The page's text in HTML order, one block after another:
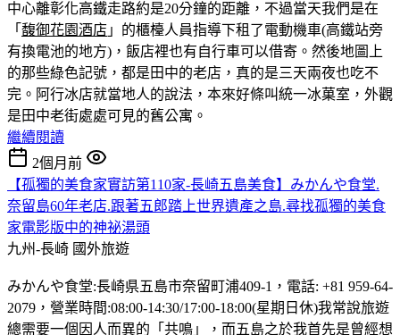
中心離彰化高鐵走路約是20分鐘的距離，不過當天我們是在
「 馥御花園酒店 」的櫃檯人員指導下租了電動機車(高鐵站旁
有換電池的地方)，飯店裡也有自行車可以借寄。然後地圖上
的那些綠色記號，都是田中的老店，真的是三天兩夜也吃不
完。 阿行冰店就當地人的說法，本來好條叫統一冰菓室，外觀
是田中老街處處可見的舊公寓。
繼續閱讀
2個月前
【孤獨的美食家實訪第110家-長崎五島美食】みかんや食堂.
奈留島60年老店.跟著五郎踏上世界遺產之島.尋找孤獨的美食
家電影版中的神祕湯頭
九州-長崎 國外旅遊
みかんや食堂:長崎県五島市奈留町浦409-1，電話: +81 959-64-
2079，營業時間:08:00-14:30/17:00-18:00(星期日休)我常說旅遊
總需要一個因人而異的「共鳴」，而五島之於我首先是曾經想